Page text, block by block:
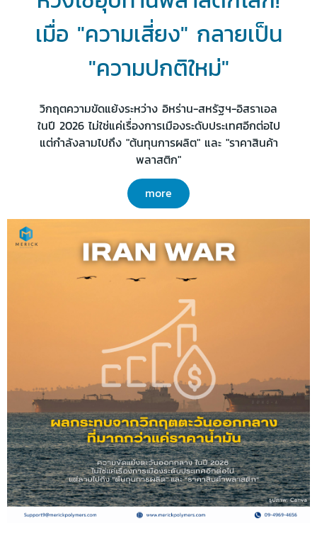
เมื่อ "ความเสี่ยง" กลายเป็น
"ความปกติใหม่"
วิกฤตความขัดแย้งระหว่าง อิหร่าน-สหรัฐฯ-อิสราเอล
ในปี 2026 ไม่ใช่แค่เรื่องการเมืองระดับประเทศอีกต่อไป
แต่กำลังลามไปถึง "ต้นทุนการผลิต" และ "ราคาสินค้า
พลาสติก"
more